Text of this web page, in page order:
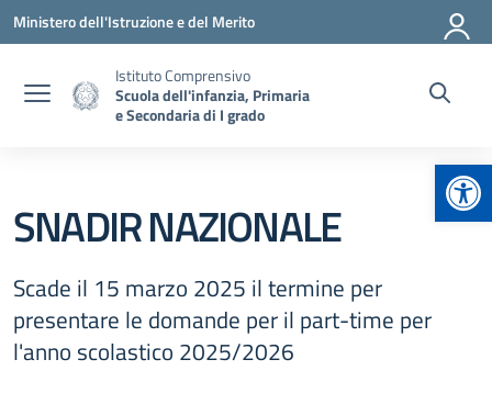
Vai ai contenuti
Vai al menu di navigazione
Vai al footer
Ministero dell'Istruzione e del Merito
Istituto Comprensivo
Scuola dell'infanzia, Primaria
e Secondaria di I grado
SNADIR NAZIONALE
Scade il 15 marzo 2025 il termine per
presentare le domande per il part-time per
l'anno scolastico 2025/2026